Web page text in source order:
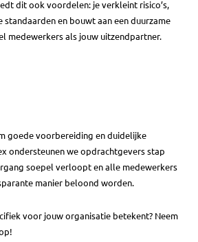
dit ook voordelen: je verkleint risico’s,
en bouwt aan een duurzame
medewerkers als jouw uitzendpartner.
goede voorbereiding en duidelijke
ondersteunen we opdrachtgevers stap
soepel verloopt en alle medewerkers
manier beloond worden.
voor jouw organisatie betekent? Neem